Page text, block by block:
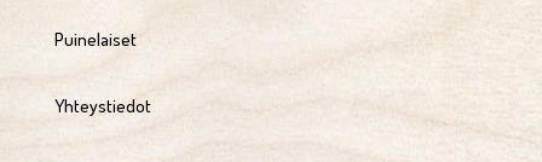
Puinelaiset
Yhteystiedot